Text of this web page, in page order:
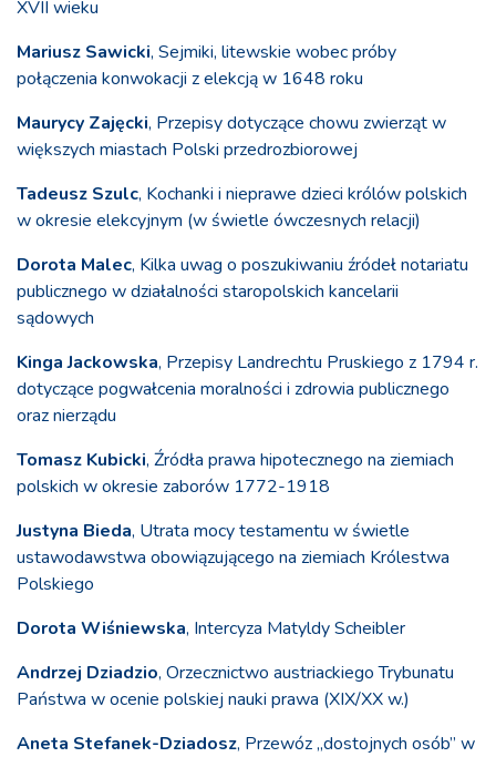
XVII wieku
Mariusz Sawicki, Sejmiki, litewskie wobec próby
połączenia konwokacji z elekcją w 1648 roku
Maurycy Zajęcki, Przepisy dotyczące chowu zwierząt w
większych miastach Polski przedrozbiorowej
Tadeusz Szulc, Kochanki i nieprawe dzieci królów polskich
w okresie elekcyjnym (w świetle ówczesnych relacji)
Dorota Malec, Kilka uwag o poszukiwaniu źródeł notariatu
publicznego w działalności staropolskich kancelarii
sądowych
Kinga Jackowska, Przepisy Landrechtu Pruskiego z 1794 r.
dotyczące pogwałcenia moralności i zdrowia publicznego
oraz nierządu
Tomasz Kubicki, Źródła prawa hipotecznego na ziemiach
polskich w okresie zaborów 1772-1918
Justyna Bieda, Utrata mocy testamentu w świetle
ustawodawstwa obowiązującego na ziemiach Królestwa
Polskiego
Dorota Wiśniewska, Intercyza Matyldy Scheibler
Andrzej Dziadzio, Orzecznictwo austriackiego Trybunatu
Państwa w ocenie polskiej nauki prawa (XIX/XX w.)
Aneta Stefanek-Dziadosz, Przewóz „dostojnych osób” w